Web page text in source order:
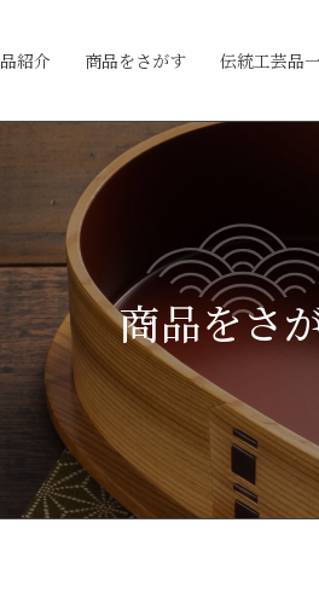
紹介 商品をさがす 伝統工芸品
商品をさ